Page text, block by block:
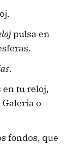
pulsa en
.
en tu reloj,
o
fondos, que